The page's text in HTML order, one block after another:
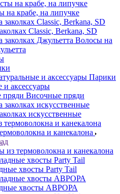
на крабе, на липучке
Classic, Berkana, SD
Волосы на
Парики
и аксессуары
Височные пряди
искусственные
и канекалона
из термоволокна и канекалона
хвосты Party Tail
хвосты АВРОРА